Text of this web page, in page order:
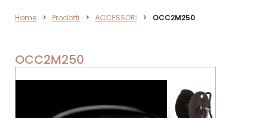
ACCESSORI
Home > Prodotti > ACCESSORI > OCC2M250
OCC2M250